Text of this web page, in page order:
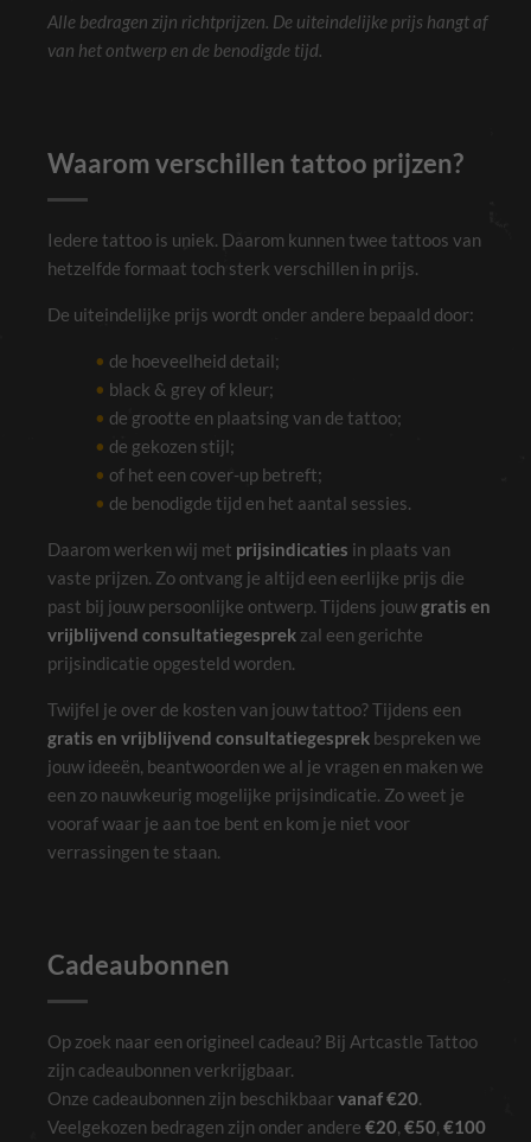
Alle bedragen zijn richtprijzen. De uiteindelijke prijs hangt af
van het ontwerp en de benodigde tijd.
Waarom verschillen tattoo prijzen?
Iedere tattoo is uniek. Daarom kunnen twee tattoos van
hetzelfde formaat toch sterk verschillen in prijs.
De uiteindelijke prijs wordt onder andere bepaald door:
de hoeveelheid detail;
black & grey of kleur;
de grootte en plaatsing van de tattoo;
de gekozen stijl;
of het een cover-up betreft;
de benodigde tijd en het aantal sessies.
Daarom werken wij met prijsindicaties in plaats van
vaste prijzen. Zo ontvang je altijd een eerlijke prijs die
past bij jouw persoonlijke ontwerp. Tijdens jouwgratis en
vrijblijvend consultatiegesprek zal een gerichte
prijsindicatie opgesteld worden.
Twijfel je over de kosten van jouw tattoo? Tijdens een
gratis en vrijblijvend consultatiegesprek bespreken we
jouw ideeën, beantwoorden we al je vragen en maken we
een zo nauwkeurig mogelijke prijsindicatie. Zo weet je
vooraf waar je aan toe bent en kom je niet voor
verrassingen te staan.
Cadeaubonnen
Op zoek naar een origineel cadeau? Bij Artcastle Tattoo
zijn cadeaubonnen verkrijgbaar.
Onze cadeaubonnen zijn beschikbaarvanaf €20.
Veelgekozen bedragen zijn onder andere €20, €50, €100
Noodzakelijk
zijn nodig voor
de site om te
functioneren.
mogelijk te
laten
bezoek. Als je
deze cookies
weigert, zal
functionaliteit
van de site
verdwijnen.
als je onze site
bezoekt, vergroot
je de kans dat je
gepersonaliseerde
inhoud en
aanbiedingen te
zien krijgt.